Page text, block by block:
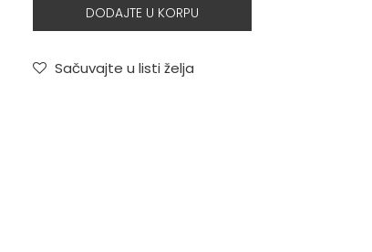
DODAJTE U KORPU
Sačuvajte u listi želja